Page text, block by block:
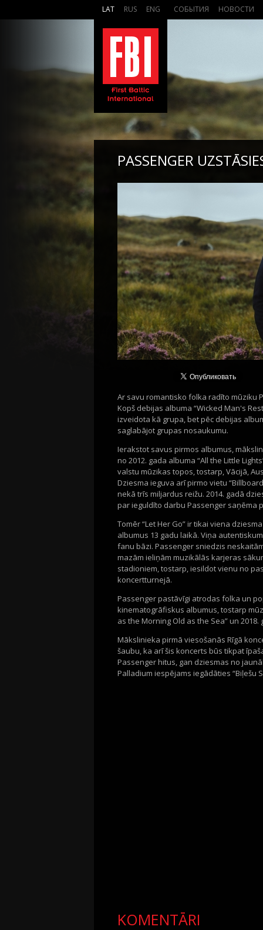
LAT RUS ENG СОБЫТИЯ НОВОСТИ
PASSENGER
Ar savu romantisko folka radīto mūziku
Kopš debijas albuma “Wicked Man's
izveidota kā grupa, bet pēc debijas
saglabājot grupas nosaukumu.
Ierakstot savus pirmos albumus,
no 2012. gada albuma “All the Little
valstu mūzikas topos, tostarp, Vācijā,
Dziesma ieguva arī pirmo vietu
nekā trīs miljardus reižu. 2014. gadā
par ieguldīto darbu Passenger saņēma
Tomēr “Let Her Go” ir tikai viena
albumus 13 gadu laikā. Viņa
fanu bāzi. Passenger sniedzis
mazām ieliņām muzikālās karjeras
stadioniem, tostarp, iesildot vienu no
koncertturnejā.
Passenger pastāvīgi atrodas folka un
kinematogrāfiskus albumus, tostarp
as the Morning Old as the Sea” un 2018.
Mākslinieka pirmā viesošanās Rīgā
šaubu, ka arī šis koncerts būs tikpat
Passenger hitus, gan dziesmas no
Palladium iespējams iegādāties “Biļešu
KOMENTĀRI